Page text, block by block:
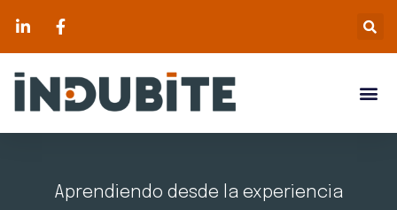
Aprendiendo desde la experiencia